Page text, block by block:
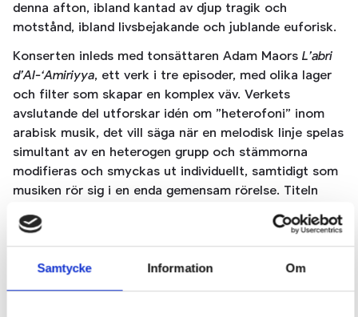
Samtycke Information Om
denna afton, ibland kantad av djup tragik och
motstånd, ibland livsbejakande och jublande euforisk.
Konserten inleds med tonsättaren Adam Maors L’abri
d’Al-‘Amiriyya, ett verk i tre episoder, med olika lager
och filter som skapar en komplex väv. Verkets
avslutande del utforskar idén om ”heterofoni” inom
arabisk musik, det vill säga när en melodisk linje spelas
simultant av en heterogen grupp och stämmorna
modifieras och smyckas ut individuellt, samtidigt som
musiken rör sig i en enda gemensam rörelse. Titeln
Gulfkriget i Irak, då en USA-ledd styrka bombade det
civila grannskapet Al-‘Amiriyya i Bagdad i tron att det
huserade en militär kommandocentral. Omkring 400
civila bagdadbor miste livet.